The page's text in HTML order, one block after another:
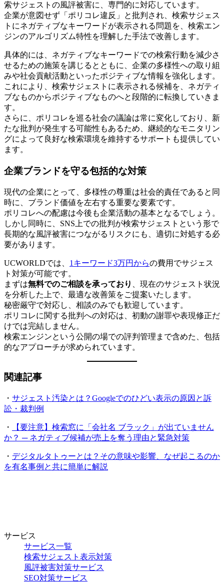
索サジェストの風評被害に、専門的に対応しています。
企業が意図せず「ポリコレ違反」と批判され、検索サジェス
トにネガティブなキーワードが表示される問題を、検索エン
ジンのアルゴリズム特性を理解した手法で改善します。
具体的には、ネガティブなキーワードでの検索行動を減少さ
せるための施策を講じるとともに、企業の多様性への取り組
みや社会貢献活動といったポジティブな情報を強化します。
これにより、検索サジェストに表示される候補を、ネガティ
ブなものからポジティブなものへと段階的に転換していきま
す。
さらに、ポリコレを巡る社会の議論は常に変化しており、新
たな批判が発生する可能性もあるため、継続的なモニタリン
グによって良好な検索環境を維持するサポートも提供してい
ます。
企業ブランドを守る包括的な対策
現代の企業にとって、多様性の尊重は社会的責任であると同
時に、ブランド価値を左右する重要な要素です。
ポリコレへの配慮は今後も企業活動の基本となるでしょう。
しかし同時に、SNS上での批判が検索サジェストという形で
長期的な風評被害につながるリスクにも、適切に対処する必
要があります。
UCWORLDでは、 1キーワード3万円からの費用でサジェス
ト対策が可能です。
まずは無料でのご相談を承っており
、現在のサジェスト状況
を分析した上で、最適な改善策をご提案いたします。
秘密厳守で対応し、相談のみでも歓迎しています。
ポリコレに関する批判への対応は、初動の謝罪や表現修正だ
けでは完結しません。
検索エンジンという公開の場での評判管理まで含めた、包括
的なアプローチが求められています。
関連記事
・ サジェスト汚染とは？Googleでのひどい表示の原因と訴
訟・裁判例
・
【要注意】検索窓に「会社名 ブラック」が出ていません
か？ ─ ネガティブ候補が売上を奪う理由と緊急対策
・ デジタルタトゥーとは？その意味や影響、なぜ起こるのか
を有名事例と共に簡単に解説
サービス
サービス一覧
検索サジェスト表示対策
風評被害対策サービス
SEO対策サービス